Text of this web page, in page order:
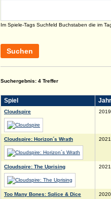
Im Spiele-Tags Suchfeld Buchstaben die im
Suchen
Suchergebnis: 4 Treffer
Spiel Jahr
Cloudspire 2019
Cloudspire: Horizon´s Wrath 2021
Cloudspire: The Uprising 2021
Too Many Bones: Splice & Dice 2020